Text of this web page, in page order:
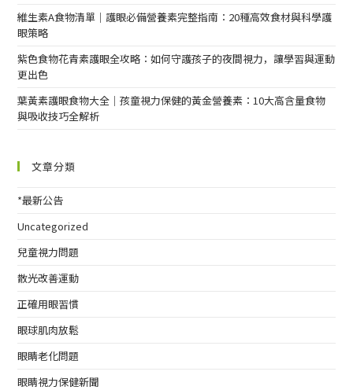
維生素A食物清單｜護眼必備營養素完整指南：20種高效食材與科學護
眼策略
紫色食物花青素護眼全攻略：如何守護孩子的夜間視力，讓學習與運動
更出色
葉黃素護眼食物大全｜孩童視力保健的黃金營養素：10大高含量食物
與吸收技巧全解析
文章分類
*最新公告
Uncategorized
兒童視力問題
散光改善運動
正確用眼習慣
眼球肌肉放鬆
眼睛老化問題
眼睛視力保健新聞